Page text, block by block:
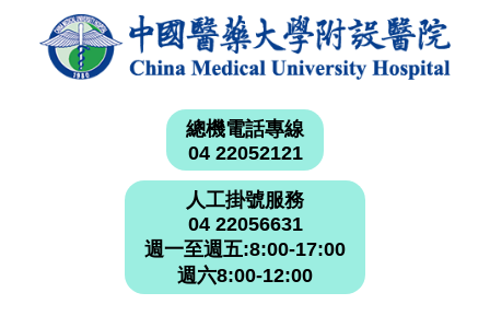
總機電話專線
04 22052121
人工掛號服務
04 22056631
週一至週五:8:00-17:00
週六8:00-12:00